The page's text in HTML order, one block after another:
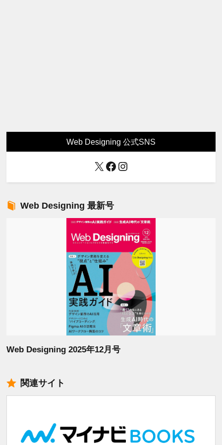
Web Designing 公式SNS
X Facebook
Instagram
Web Designing 最新号
Web Designing 2025年12月号
関連サイト